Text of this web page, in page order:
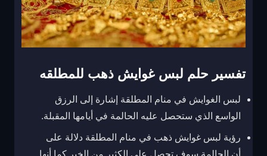
تفسير حلم لبس غوايش ذهب للمطلقه
لبس الغوايش في منام المطلقة إشارة إلى الرزق
الواسع الذي ستحصل عليه الحالمة في أيامها المقبلة.
رؤية لبس غوايش ذهب في منام المطلقة دلالة على
أن الحالمة سوف تحصل على الكثير من الخير كما أنها